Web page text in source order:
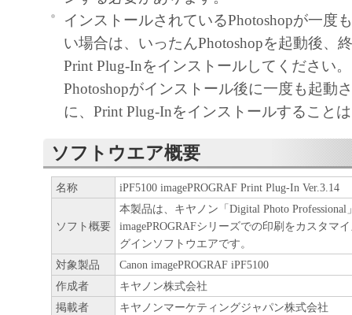
を本契約の条件に従わせることに
任を負っていただくものとします。
お客様は、再使用許諾、譲渡、頒
方法により、第三者に「本ソフト
しくは利用させることはできませ
お客様は、「本ソフトウエア」の
修正、改変、リバース・エンジニ
パイルまたは逆アセンブル等する
ん。また第三者にこのような行為
せん。
本契約に明示的に定める場合を除
「本ソフトウエア」に関する知的
権利もお客様に付与するものでは
所有権
インストールされているPhotoshopが一度
い場合は、いったんPhotoshopを起動後、
Print Plug-Inをインストールしてください。
Photoshopがインストール後に一度も起動
に、Print Plug-Inをインストールすること
ソフトウエア概要
名称 iPF5100 imagePROGRAF Print Plug-In Ver.3.14
ソフト概要
本製品は、キヤノン「Digital Photo
imagePROGRAFシリーズでの印刷をカスタマ
グインソフトウエアです。
対象製品
Canon imagePROGRAF iPF5100
作成者
キヤノン株式会社
掲載者
キヤノンマーケティングジャパン株式会社